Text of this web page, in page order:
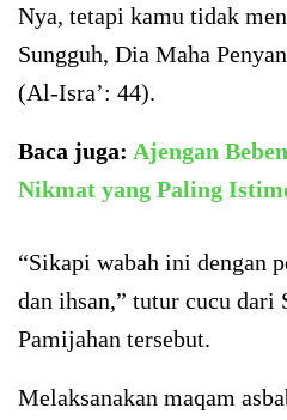
Nya, tetapi kamu tidak
Sungguh, Dia Maha
(Al-Isra’: 44).
Baca juga: Ajengan
Nikmat yang Paling
“Sikapi wabah ini dengan
dan ihsan,” tutur cucu
Pamijahan tersebut.
Melaksanakan maqam